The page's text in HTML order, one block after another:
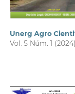
Unerg Agro
Vol. 5 Núm. 1 (2024)